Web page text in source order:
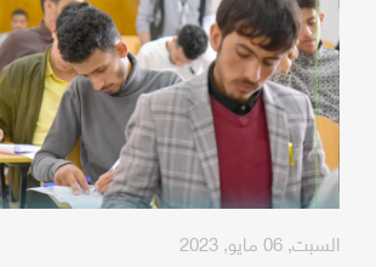
السبت, 06 مايو, 2023